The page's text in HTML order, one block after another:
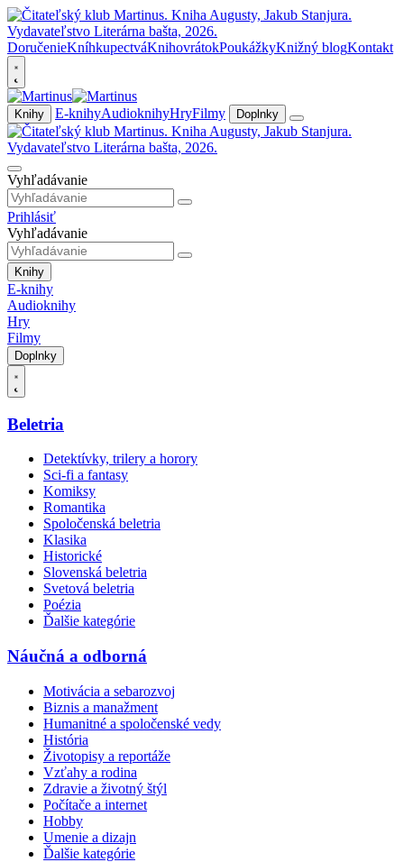
DoručenieKníhkupectváKnihovrátokPoukážkyKnižný blogKontakt
Knihy E-knihyAudioknihyHryFilmy Doplnky
Vyhľadávanie
Prihlásiť
Vyhľadávanie
Knihy
E-knihy
Audioknihy
Hry
Filmy
Doplnky
Beletria
Detektívky, trilery a horory
Sci-fi a fantasy
Komiksy
Romantika
Spoločenská beletria
Klasika
Historické
Slovenská beletria
Svetová beletria
Poézia
Ďalšie kategórie
Náučná a odborná
Motivácia a sebarozvoj
Biznis a manažment
Humanitné a spoločenské vedy
História
Životopisy a reportáže
Vzťahy a rodina
Zdravie a životný štýl
Počítače a internet
Hobby
Umenie a dizajn
Ďalšie kategórie